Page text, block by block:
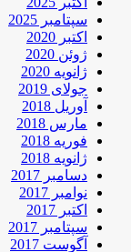
سپتامبر 2025
اکتبر 2020
ژوئن 2020
ژانویه 2020
جولای 2019
آوریل 2018
مارس 2018
فوریه 2018
ژانویه 2018
دسامبر 2017
نوامبر 2017
اکتبر 2017
سپتامبر 2017
آگوست 2017